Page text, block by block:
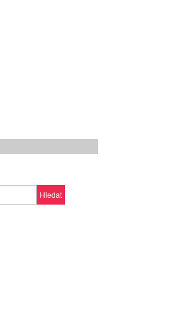
Hledat